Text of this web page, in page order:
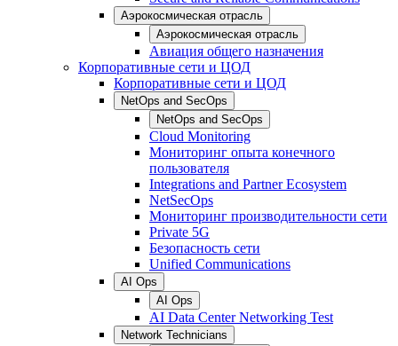
Аэрокосмическая отрасль
Аэрокосмическая отрасль
Авиация общего назначения
Корпоративные сети и ЦОД
Корпоративные сети и ЦОД
NetOps and SecOps
NetOps and SecOps
Cloud Monitoring
Мониторинг опыта конечного
пользователя
Integrations and Partner Ecosystem
NetSecOps
Мониторинг производительности сети
Private 5G
Безопасность сети
Unified Communications
AI Ops
AI Ops
AI Data Center Networking Test
Network Technicians